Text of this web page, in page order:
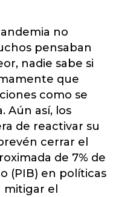
no
pensaban
nadie sabe si
que
como se
Aún así, los
de reactivar su
cerrar el
de 7% de
(PIB) en políticas
el